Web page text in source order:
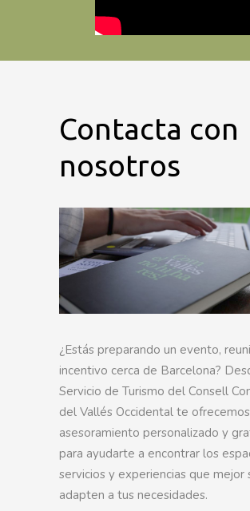
Contacta con
nosotros
¿Estás preparando un evento,
incentivo cerca de Barcelona?
Servicio de Turismo del Consell
del Vallés Occidental te ofrecemos
asesoramiento personalizado y
para ayudarte a encontrar los
servicios y experiencias que mejor
adapten a tus necesidades.